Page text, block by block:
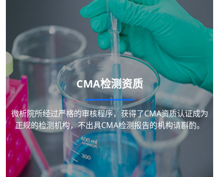
CMA检测资质
微析院所经过严格的审核程序，获得了CMA资质认证成为
正规的检测机构，不出具CMA检测报告的机构请斟酌。